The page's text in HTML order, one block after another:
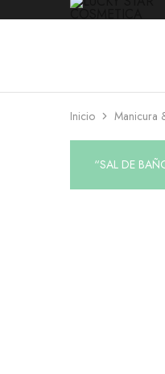
de
Manicura
,Peluquería
,
y
Inicio Manicura
“SAL DE